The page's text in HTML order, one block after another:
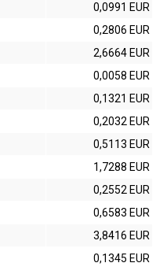
0,0991 EUR
0,2806 EUR
2,6664 EUR
0,0058 EUR
0,1321 EUR
0,2032 EUR
0,5113 EUR
1,7288 EUR
0,2552 EUR
0,6583 EUR
3,8416 EUR
0,1345 EUR